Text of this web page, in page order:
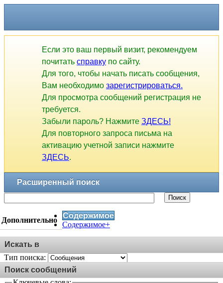
Если это ваш первый визит, рекомендуем
почитать справку по сайту.
Для того, чтобы начать писать сообщения,
Вам необходимо зарегистрироваться.
Для просмотра сообщений регистрация не
требуется.
Забыли пароль? Нажмите ЗДЕСЬ!
Для повторного запроса письма на
активацию учетной записи нажмите
ЗДЕСЬ.
Расширенный поиск
Поиск
Дополнительно
Содержимое
Содержимое+
Искать в
Тип поиска:
Поиск сообщений